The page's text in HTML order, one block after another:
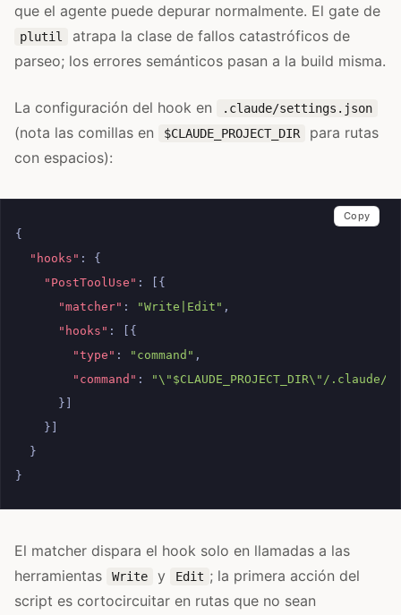
que el agente puede depurar normalmente. El gate de
plutil
atrapa la clase de fallos catastróficos de
parseo; los errores semánticos pasan a la build misma.
La configuración del hook en .claude/settings.json
(nota las comillas en $CLAUDE_PROJECT_DIR
para rutas
con espacios):
{
"hooks" :
{
"PostToolUse" :
[{
"matcher" : "Write|Edit" ,
"hooks" :
[{
"type" : "command" ,
"command" :
"\"$CLAUDE_PROJECT_DIR\"/
}]
}]
}
}
Copy
El matcher dispara el hook solo en llamadas a las
herramientas
Write y Edit ; la primera acción del
script es cortocircuitar en rutas que no sean